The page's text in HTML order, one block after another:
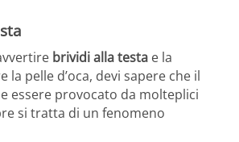
brividi alla testa e la
la pelle d’oca, devi sapere che il
essere provocato da molteplici
si tratta di un fenomeno